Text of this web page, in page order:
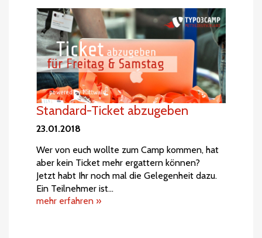
Standard-Ticket abzugeben
23.01.2018
Wer von euch wollte zum Camp kommen, hat
aber kein Ticket mehr ergattern können?
Jetzt habt Ihr noch mal die Gelegenheit dazu.
Ein Teilnehmer ist…
mehr erfahren »